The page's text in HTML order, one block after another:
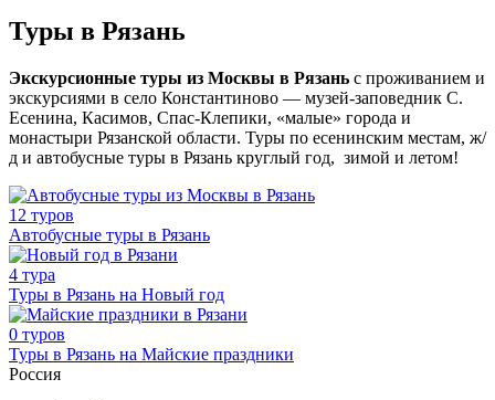
Туры в Рязань
Экскурсионные туры из Москвы в Рязань с проживанием и
экскурсиями в село Константиново — музей-заповедник С.
Есенина, Касимов, Спас-Клепики, «малые» города и
монастыри Рязанской области. Туры по есенинским местам, ж/
д и автобусные туры в Рязань круглый год, зимой и летом!
12 туров
Автобусные туры в Рязань
4 тура
Туры в Рязань на Новый год
0 туров
Туры в Рязань на Майские праздники
Россия